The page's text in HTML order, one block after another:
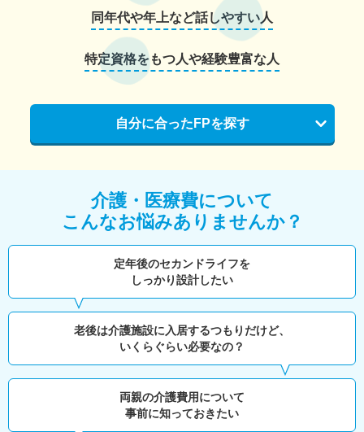
同年代や年上など話しやすい人
特定資格をもつ人や経験豊富な人
自分に合ったFPを探す
介護・医療費について
こんなお悩みありませんか？
定年後のセカンドライフを
しっかり設計したい
老後は介護施設に入居するつもりだけど、
いくらぐらい必要なの？
両親の介護費用について
事前に知っておきたい